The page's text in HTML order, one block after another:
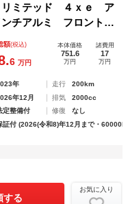
リミテッド ４ｘｅ ア
チアルミ フロントシ
クセンス アダプティ
ゲート ヒーテッドス
額(税込)
6 万円
本体価格
751.6
万円
諸費用
17
万円
年 走行
200km
年12月 排気
2000cc
定整備付 修復
なし
証付 (2026(令和8)年12月まで・
する
お気に入り